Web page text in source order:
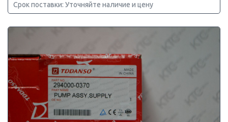
Срок поставки: Уточняйте наличие и цену